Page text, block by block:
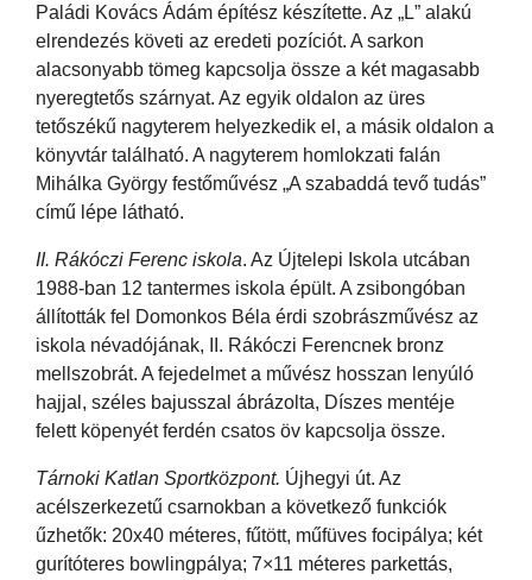
Paládi Kovács Ádám építész készítette. Az „L” alakú
elrendezés követi az eredeti pozíciót. A sarkon
alacsonyabb tömeg kapcsolja össze a két magasabb
nyeregtetős szárnyat. Az egyik oldalon az üres
tetőszékű nagyterem helyezkedik el, a másik oldalon a
könyvtár található. A nagyterem homlokzati falán
Mihálka György festőművész „A szabaddá tevő tudás”
című lépe látható.
II. Rákóczi Ferenc iskola. Az Újtelepi Iskola utcában
1988-ban 12 tantermes iskola épült. A zsibongóban
állították fel Domonkos Béla érdi szobrászművész az
iskola névadójának, II. Rákóczi Ferencnek bronz
mellszobrát. A fejedelmet a művész hosszan lenyúló
hajjal, széles bajusszal ábrázolta, Díszes mentéje
felett köpenyét ferdén csatos öv kapcsolja össze.
Tárnoki Katlan Sportközpont. Újhegyi út. Az
acélszerkezetű csarnokban a következő funkciók
űzhetők: 20x40 méteres, fűtött, műfüves focipálya; két
gurítóteres bowlingpálya; 7×11 méteres parkettás,